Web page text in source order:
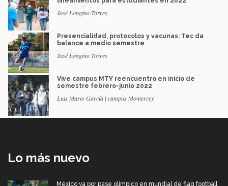
José Longino Torres
Presencialidad, protocolos y vacunas: Tec da
balance a medio semestre
José Longino Torres
Vive campus MTY reencuentro en inicio de
semestre febrero-junio 2022
Luis Mario García | campus Monterrey
Lo más nuevo
México va por pase olímpico en mundial de flag football